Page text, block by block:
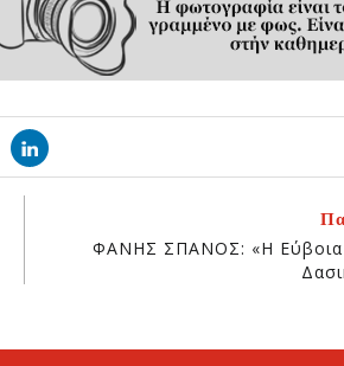
ΦΑΝΗΣ ΣΠΑΝΟΣ: «Η Εύβοια